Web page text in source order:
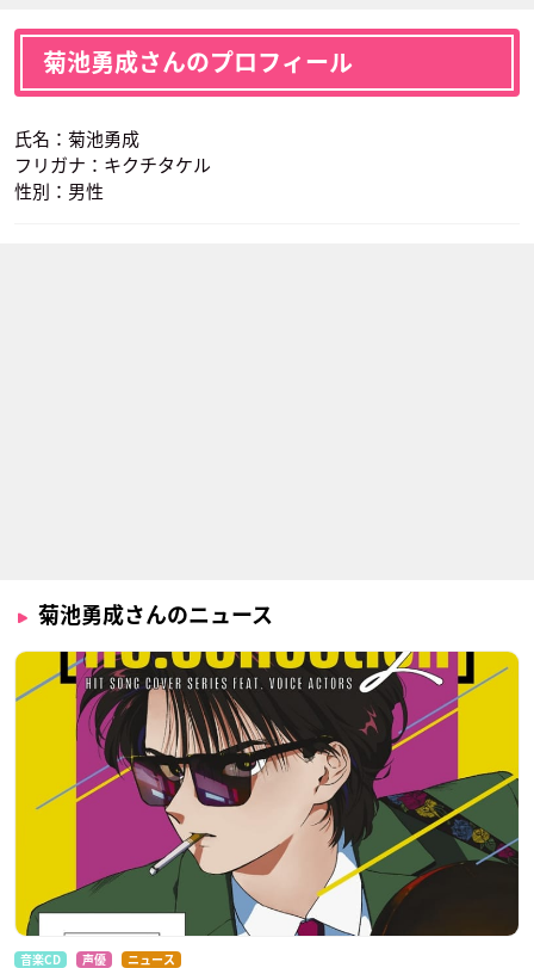
菊池勇成さんのプロフィール
氏名：菊池勇成
フリガナ：キクチタケル
性別：男性
菊池勇成さんのニュース
音楽CD 声優 ニュース